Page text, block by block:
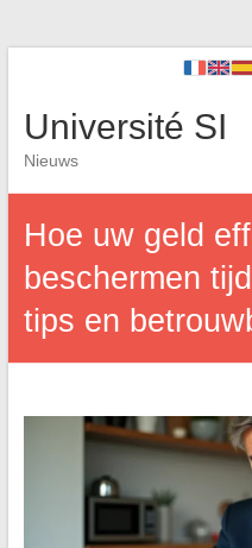
Université SI
Nieuws
Hoe uw geld
beschermen
tips en